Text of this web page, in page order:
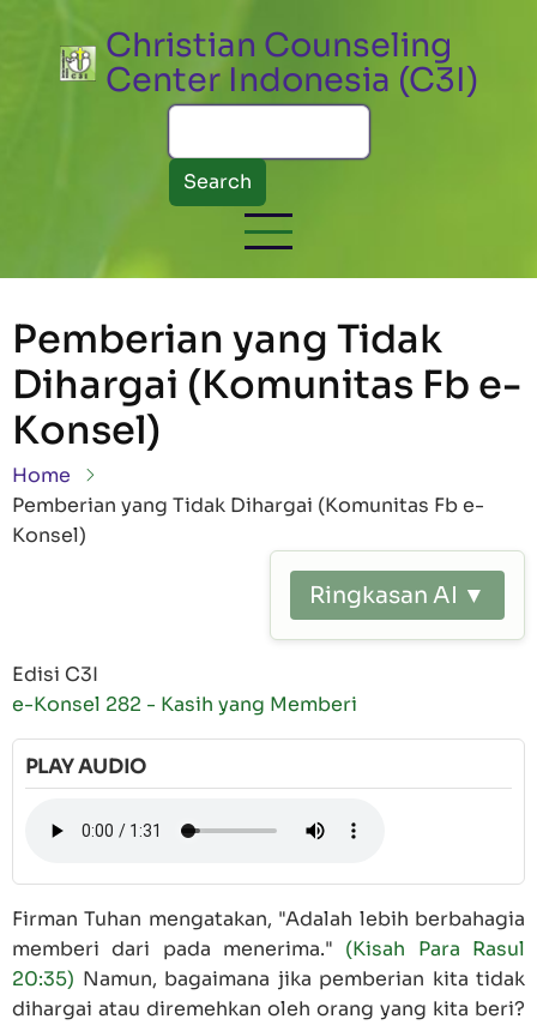
Christian Counseling
Center Indonesia (C3I)
Search
Pemberian yang Tidak
Dihargai (Komunitas Fb e-
Konsel)
Breadcrumb
Home
Pemberian yang Tidak Dihargai (Komunitas Fb e-
Konsel)
Ringkasan AI ▼
Edisi C3I
e-Konsel 282 - Kasih yang Memberi
PLAY AUDIO
Firman Tuhan mengatakan, "Adalah lebih berbahagia
memberi dari pada menerima." (Kisah Para Rasul
20:35) Namun, bagaimana jika pemberian kita tidak
dihargai atau diremehkan oleh orang yang kita beri?